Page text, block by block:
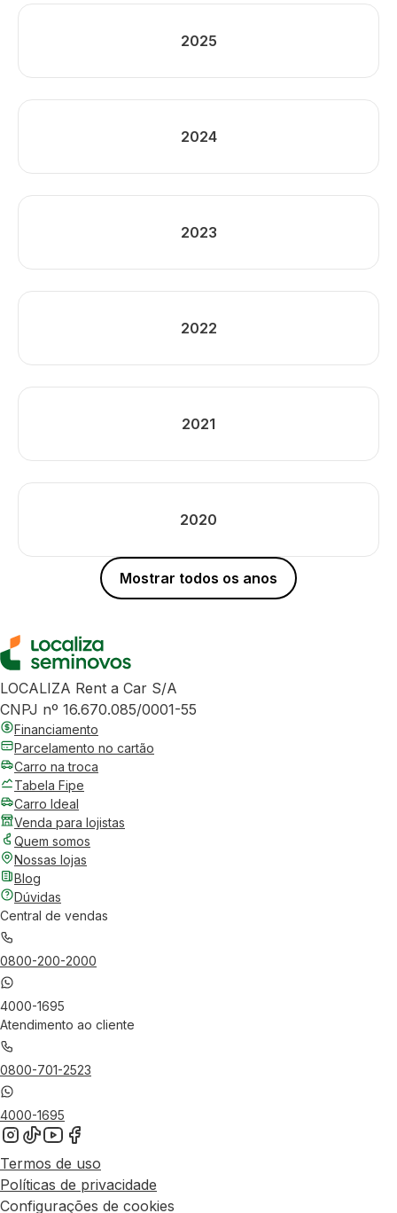
2025
2024
2023
2022
2021
2020
Mostrar todos os anos
LOCALIZA Rent a Car S/A
CNPJ nº 16.670.085/0001-55
Financiamento
Parcelamento no cartão
Carro na troca
Tabela Fipe
Carro Ideal
Venda para lojistas
Quem somos
Nossas lojas
Blog
Dúvidas
Central de vendas
0800-200-2000
4000-1695
Atendimento ao cliente
0800-701-2523
4000-1695
Termos de uso
Políticas de privacidade
Configurações de cookies